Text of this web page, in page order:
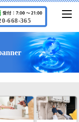
668-365